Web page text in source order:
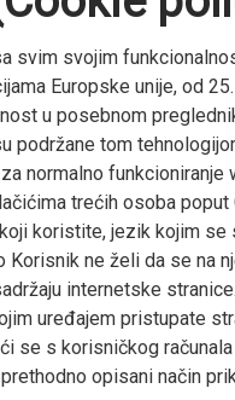
svim svojim
Europske unije, od
u posebnom
podržane tom
normalno
trećih osoba
koristite, jezik kojim
ne želi da se na
internetske stranice.
uređajem pristupate
se s korisničkog
opisani način